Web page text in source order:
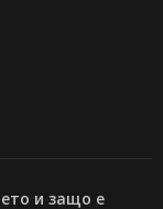
и защо е